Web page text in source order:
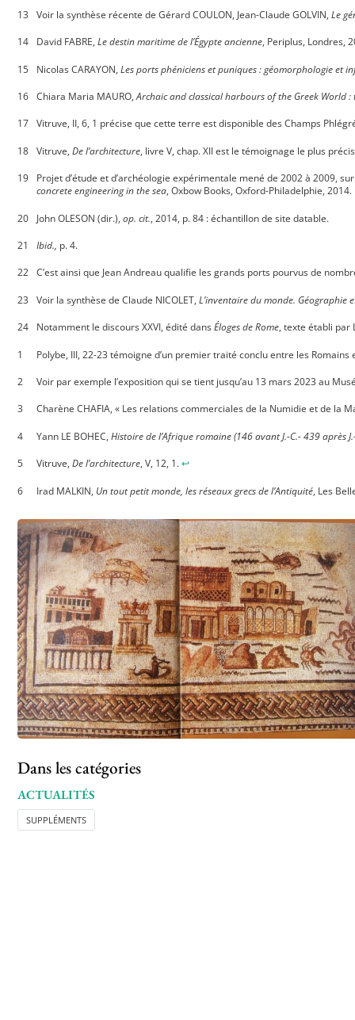
Voir la synthèse récente de Gérard COULON, Jean-Claude GOLVIN,Le
David FABRE, Le destin maritime de l’Égypte ancienne, Periplus, Londres,
Nicolas CARAYON, Les ports phéniciens et puniques : géomorphologie et
Chiara Maria MAURO,Archaic and classical harbours of the Greek World
Vitruve, II, 6, 1 précise que cette terre est disponible des Champs
Vitruve,De l’architecture, livre V, chap. XII est le témoignage le plus
Projet d’étude et d’archéologie expérimentale mené de 2002 à 2009,
concrete engineering in the sea, Oxbow Books, Oxford-Philadelphie, 2014.
John OLESON (dir.),op. cit., 2014, p. 84 : échantillon de site datable.
Ibid., p. 4.
C’est ainsi que Jean Andreau qualifie les grands ports pourvus de
Voir la synthèse de Claude NICOLET,L’inventaire du monde. Géographie
Notamment le discours XXVI, édité dansÉloges de Rome, texte établi par
Polybe, III, 22-23 témoigne d’un premier traité conclu entre les
Voir par exemple l’exposition qui se tient jusqu’au 13 mars 2023 au
Charène CHAFIA, « Les relations commerciales de la Numidie et de la
Yann LE BOHEC,Histoire de l’Afrique romaine (146 avant J.-C.- 439 après
Vitruve,De l’architecture, V, 12, 1.↩︎
Irad MALKIN, Un tout petit monde, les réseaux grecs de l’Antiquité, Les
Dans les catégories
ACTUALITÉS
SUPPLÉMENTS